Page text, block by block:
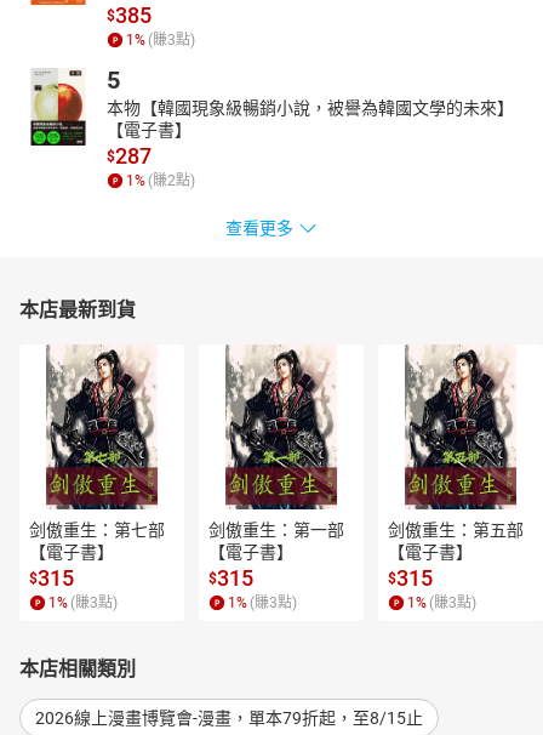
$385
1% (賺3點)
5
本物【韓國現象級暢銷小說，被譽為韓國文學的未來】
【電子書】
$287
1% (賺2點)
查看更多
本店最新到貨
剑傲重生：第七部
【電子書】
$315
1 % (賺3點)
剑傲重生：第一部
【電子書】
$315
1 % (賺3點)
剑傲重生：第五部
【電子書】
$315
1 % (賺3點)
本店相關類別
2026線上漫畫博覽會-漫畫，單本79折起，至8/15止